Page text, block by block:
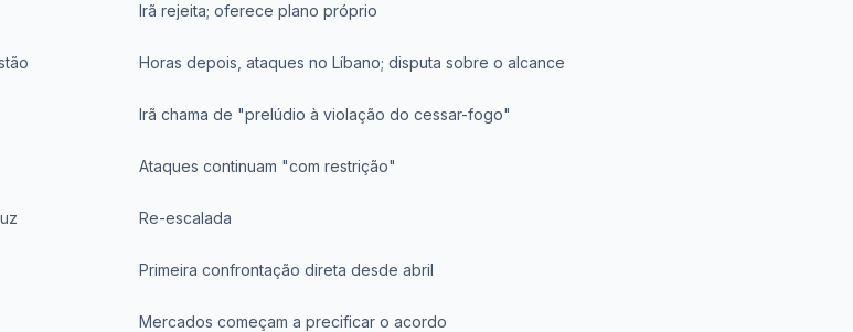
Irã rejeita; oferece plano próprio
Horas depois, ataques no Líbano; disputa sobre o alcance
Irã chama de "prelúdio à violação do cessar-fogo"
Ataques continuam "com restrição"
Re-escalada
Primeira confrontação direta desde abril
Mercados começam a precificar o acordo